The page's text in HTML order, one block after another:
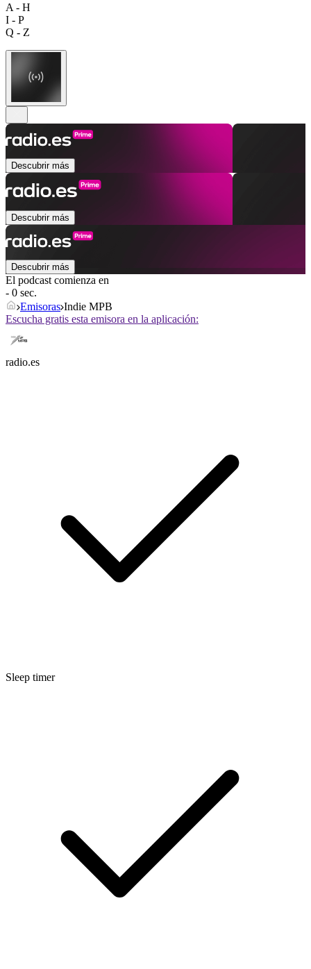
A - H
I - P
Q - Z
Descubrir más
Descubrir más
Descubrir más
El podcast comienza en
- 0 sec.
Emisoras Indie MPB
Escucha gratis esta emisora en la aplicación:
radio.es
Sleep timer